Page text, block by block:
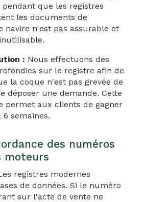
que les registres
les documents de
navire n'est pas assurable et
: Nous effectuons des
sur le registre afin de
la coque n'est pas grevée de
déposer une demande. Cette
permet aux clients de gagner
semaines.
des numéros
moteurs
registres modernes
de données. Si le numéro
sur l'acte de vente ne